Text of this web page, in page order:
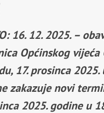
16. 12. 2025. –
Općinskog vijeća
17. prosinca
zakazuje novi
2025. godine u